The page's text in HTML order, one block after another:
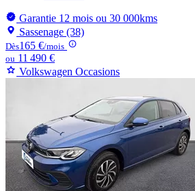
Garantie 12 mois ou 30 000kms
Sassenage (38)
Dès165 €/mois
ou 11 490 €
Volkswagen Occasions